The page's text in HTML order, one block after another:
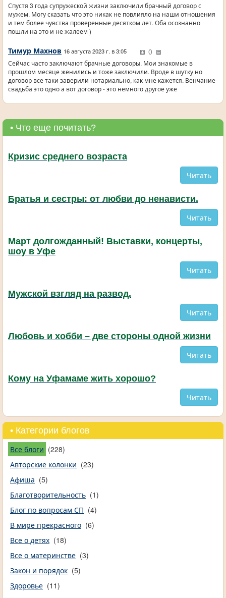
Спустя 3 года супружеской жизни заключили брачный договор с
мужем. Могу сказать что это никак не повлияло на наши отношения
и тем более чувства проверенные десятком лет. Оба осознанно
пошли на это и не жалеем )
Тимур Махнов 16 августа 2023 г. в 3:05 0
Сейчас часто заключают брачные договоры. Мои знакомые в
прошлом месяце женились и тоже заключили. Вроде в шутку но
договор все таки заверили нотариально, как мне кажется. Венчание-
свадьба это одно а вот договор - это немного другое уже
• Что еще почитать?
Кризис среднего возраста
Читать
Братья и сестры: от любви до ненависти.
Читать
Март долгожданный! Выставки, концерты,
шоу в Уфе
Читать
Мужской взгляд на развод.
Читать
Любовь и хобби – две стороны одной жизни
Читать
Кому на Уфамаме жить хорошо?
Читать
• Категории блогов
Все блоги (228)
Авторские колонки (23)
Афиша (5)
Благотворительность (1)
Блог по вопросам СП (4)
В мире прекрасного (6)
Все о детях (18)
Все о материнстве (3)
Закон и порядок (5)
Здоровье (11)